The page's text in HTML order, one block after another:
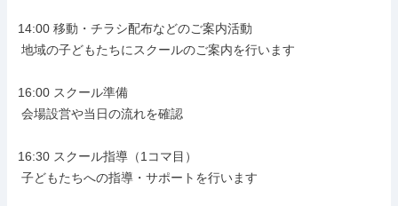
14:00 移動・チラシ配布などのご案内活動
16:00 スクール準備
16:30 スクール指導（1コマ目）